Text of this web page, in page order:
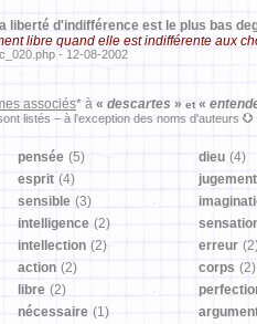
liberté d'indifférence est le plus bas
libre quand elle est indifférente aux
- 12-08-2002
associés* à « descartes » et «
listés − à l'exception des noms d'auteurs
pensée (5) dieu (4)
esprit (4)
jugement
sensible (3)
intelligence (2)
intellection (2) erreur
action (2) corps (2)
libre (2)
nécessaire (1)